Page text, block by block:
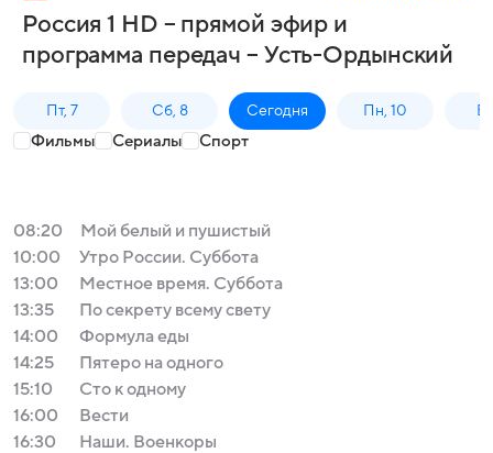
Россия 1 HD – прямой эфир и
программа передач – Усть-Ордынский
Пт, 7 Сб, 8 Сегодня Пн, 10
Фильмы Сериалы Спорт
08:20
Мой белый и пушистый
10:00
Утро России. Суббота
13:00
Местное время. Суббота
13:35
По секрету всему свету
14:00
Формула еды
14:25
Пятеро на одного
15:10
Сто к одному
16:00
Вести
16:30
Наши. Военкоры